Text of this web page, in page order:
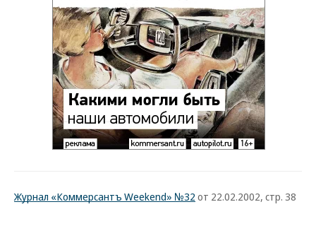
Журнал «Коммерсантъ Weekend» №32 от 22.02.2002, стр. 38